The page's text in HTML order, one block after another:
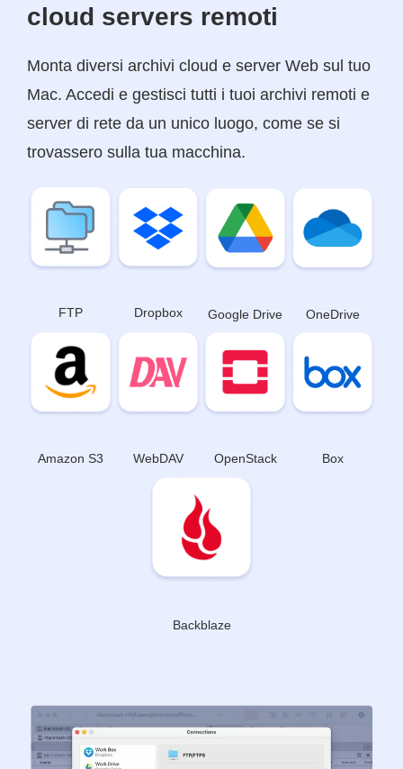
cloud servers remoti
Monta diversi archivi cloud e server Web sul tuo
Mac. Accedi e gestisci tutti i tuoi archivi remoti e
server di rete da un unico luogo, come se si
trovassero sulla tua macchina.
FTP Dropbox Google Drive OneDrive
Amazon S3 WebDAV OpenStack Box
Backblaze